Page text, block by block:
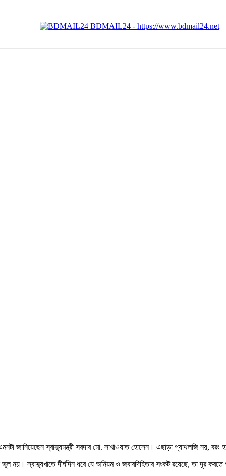
BDMAIL24 - https://www.bdmail24.net
জানিয়েছেন স্বাস্থ্যমন্ত্রী সরদার মো. সাখাওয়াত হোসেন। এছাড়া প্যাথলজি নয়, বরং
নয়। স্বাস্থ্যখাতে দীর্ঘদিন ধরে যে অনিয়ম ও জবাবদিহিতার সংকট রয়েছে, তা দূর